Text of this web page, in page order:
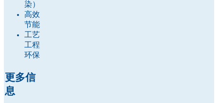
染）
高效
节能
工艺
工程
环保
更多信
息